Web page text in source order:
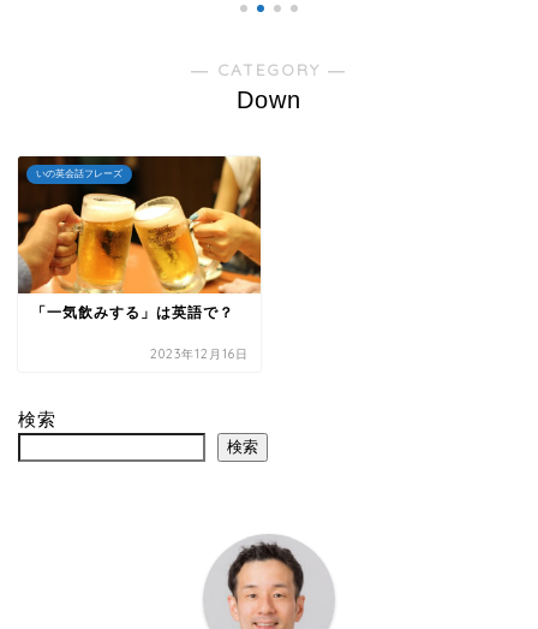
― CATEGORY ―
Down
いの英会話フレーズ
「一気飲みする」は英語で？
2023年12月16日
検索
検索